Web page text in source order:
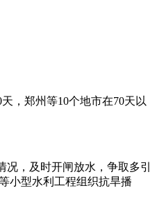
，郑州等10个地市在70天以
，及时开闸放水，争取多引
小型水利工程组织抗旱播